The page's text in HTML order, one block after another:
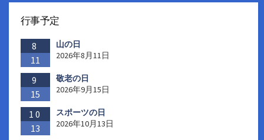
行事予定
8
11
山の日
2026年8月11日
9
15
敬老の日
2026年9月15日
10
13
スポーツの日
2026年10月13日